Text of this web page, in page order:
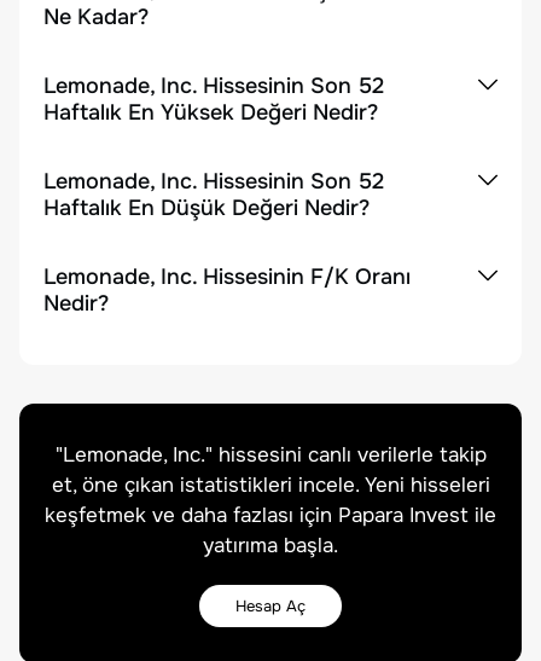
Ne Kadar?
Lemonade, Inc. Hissesinin Son 52
Haftalık En Yüksek Değeri Nedir?
Lemonade, Inc. Hissesinin Son 52
Haftalık En Düşük Değeri Nedir?
Lemonade, Inc. Hissesinin F/K Oranı
Nedir?
"Lemonade, Inc." hissesini canlı verilerle takip
et, öne çıkan istatistikleri incele. Yeni hisseleri
keşfetmek ve daha fazlası için Papara Invest ile
yatırıma başla.
Hesap Aç